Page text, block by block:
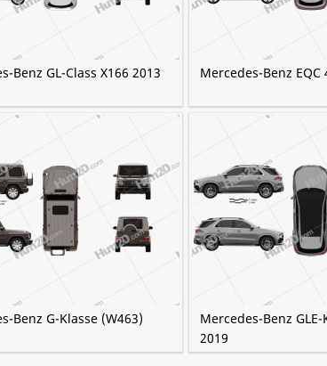
Benz GL-Class X166 2013 Mercedes-Benz EQC
Benz G-Klasse (W463)
Mercedes-Benz
2019